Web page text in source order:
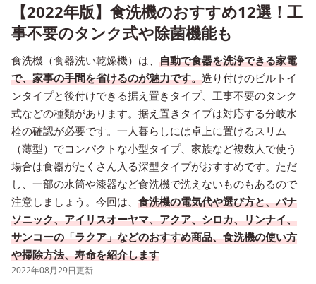
【2022年版】食洗機のおすすめ12選！工
事不要のタンク式や除菌機能も
食洗機（食器洗い乾燥機）は、 自動で食器を洗浄できる家電
で、家事の手間を省けるのが魅力です。造り付けのビルトイ
ンタイプと後付けできる据え置きタイプ、工事不要のタンク
式などの種類があります。据え置きタイプは対応する分岐水
栓の確認が必要です。一人暮らしには卓上に置けるスリム
（薄型）でコンパクトな小型タイプ、家族など複数人で使う
場合は食器がたくさん入る深型タイプがおすすめです。ただ
し、一部の水筒や漆器など食洗機で洗えないものもあるので
注意しましょう。今回は、 食洗機の電気代や選び方と、パナ
ソニック、アイリスオーヤマ、アクア、シロカ、リンナイ、
サンコーの「ラクア」などのおすすめ商品、食洗機の使い方
や掃除方法、寿命を紹介します
2022年08月29日更新